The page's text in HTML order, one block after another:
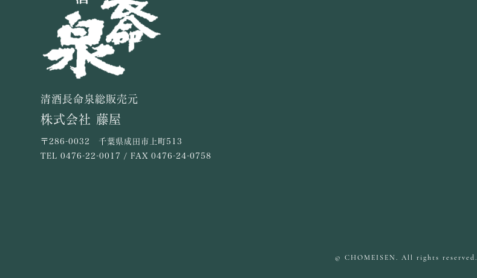
清酒長命泉総販売元
株式会社 藤屋
〒286-0032 千葉県成田市上町513
TEL0476-22-0017 / FAX 0476-24-0758
© CHOMEISEN. All rights reserved.